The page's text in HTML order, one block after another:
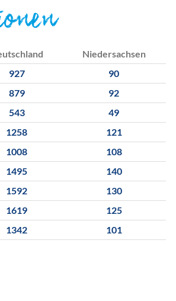
Niedersachsen
927
90
879
92
543
49
1258
121
1008
108
1495
140
1592
130
1619
125
1342 101